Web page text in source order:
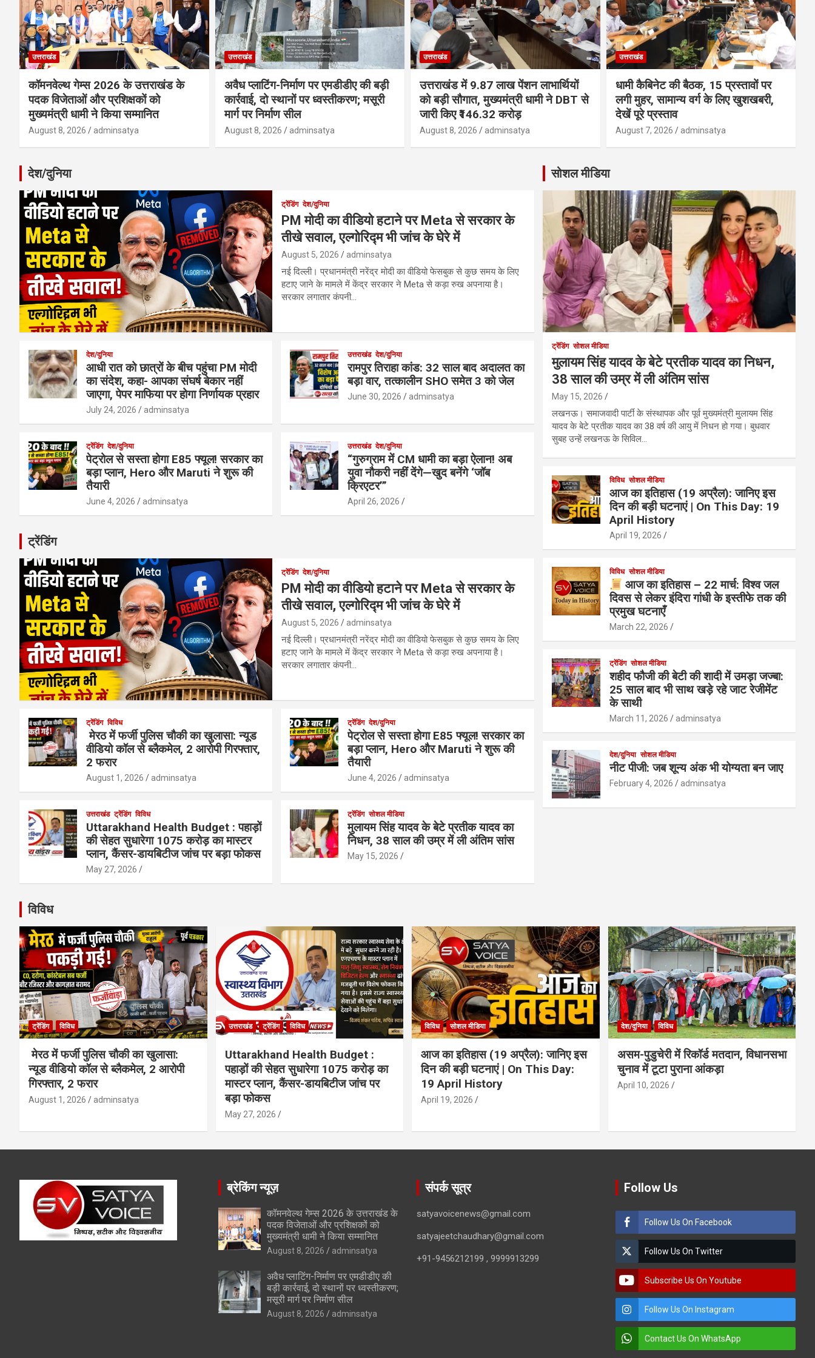
उत्तराखंड
कॉमनवेल्थ गेम्स 2026 के उत्तराखंड के
पदक विजेताओं और प्रशिक्षकों को
मुख्यमंत्री धामी ने किया सम्मानित
August 8, 2026 adminsatya
उत्तराखंड
अवैध प्लाटिंग-निर्माण पर एमडीडीए की बड़ी
कार्रवाई, दो स्थानों पर ध्वस्तीकरण; मसूरी
मार्ग पर निर्माण सील
August 8, 2026 adminsatya
उत्तराखंड
उत्तराखंड में 9.87 लाख पेंशन लाभार्थियों
को बड़ी सौगात, मुख्यमंत्री धामी ने DBT से
जारी किए ₹146.32 करोड़
August 8, 2026 adminsatya
उत्तराखंड
धामी कैबिनेट की बैठक, 15 प्रस्तावों पर
लगी मुहर, सामान्य वर्ग के लिए खुशखबरी,
देखें पूरे प्रस्ताव
August 7, 2026 adminsatya
देश/दुनिया
ट्रेंडिंग देश/दुनिया
PM मोदी का वीडियो हटाने पर Meta से सरकार के
तीखे सवाल, एल्गोरिद्म भी जांच के घेरे में
August 5, 2026 adminsatya
नई दिल्ली। प्रधानमंत्री नरेंद्र मोदी का वीडियो फेसबुक से कुछ समय के लिए
हटाए जाने के मामले में केंद्र सरकार ने Meta से कड़ा रुख अपनाया है।
सरकार लगातार कंपनी…
देश/दुनिया
आधी रात को छात्रों के बीच पहुंचा PM मोदी
का संदेश, कहा- आपका संघर्ष बेकार नहीं
जाएगा, पेपर माफिया पर होगा निर्णायक प्रहार
July 24, 2026 adminsatya
उत्तराखंड देश/दुनिया
रामपुर तिराहा कांड: 32 साल बाद अदालत का
बड़ा वार, तत्कालीन SHO समेत 3 को जेल
June 30, 2026 adminsatya
ट्रेंडिंग देश/दुनिया
पेट्रोल से सस्ता होगा E85 फ्यूल! सरकार का
बड़ा प्लान, Hero और Maruti ने शुरू की
तैयारी
June 4, 2026 adminsatya
उत्तराखंड देश/दुनिया
“गुरुग्राम में CM धामी का बड़ा ऐलान! अब
युवा नौकरी नहीं देंगे—खुद बनेंगे ‘जॉब
क्रिएटर’”
April 26, 2026
ट्रेंडिंग
ट्रेंडिंग देश/दुनिया
PM मोदी का वीडियो हटाने पर Meta से सरकार के
तीखे सवाल, एल्गोरिद्म भी जांच के घेरे में
August 5, 2026 adminsatya
नई दिल्ली। प्रधानमंत्री नरेंद्र मोदी का वीडियो फेसबुक से कुछ समय के लिए
हटाए जाने के मामले में केंद्र सरकार ने Meta से कड़ा रुख अपनाया है।
सरकार लगातार कंपनी…
ट्रेंडिंग विविध
मेरठ में फर्जी पुलिस चौकी का खुलासा: न्यूड
वीडियो कॉल से ब्लैकमेल, 2 आरोपी गिरफ्तार,
2 फरार
August 1, 2026 adminsatya
ट्रेंडिंग देश/दुनिया
पेट्रोल से सस्ता होगा E85 फ्यूल! सरकार का
बड़ा प्लान, Hero और Maruti ने शुरू की
तैयारी
June 4, 2026 adminsatya
उत्तराखंड ट्रेंडिंग विविध
Uttarakhand Health Budget : पहाड़ों
की सेहत सुधारेगा 1075 करोड़ का मास्टर
प्लान, कैंसर-डायबिटीज जांच पर बड़ा फोकस
May 27, 2026
ट्रेंडिंग सोशल मीडिया
मुलायम सिंह यादव के बेटे प्रतीक यादव का
निधन, 38 साल की उम्र में ली अंतिम सांस
May 15, 2026
सोशल मीडिया
ट्रेंडिंग सोशल मीडिया
मुलायम सिंह यादव के बेटे प्रतीक यादव का निधन,
38 साल की उम्र में ली अंतिम सांस
May 15, 2026
लखनऊ। समाजवादी पार्टी के संस्थापक और पूर्व मुख्यमंत्री मुलायम सिंह
यादव के बेटे प्रतीक यादव का 38 वर्ष की आयु में निधन हो गया। बुधवार
सुबह उन्हें लखनऊ के सिविल…
विविध सोशल मीडिया
आज का इतिहास (19 अप्रैल): जानिए इस
दिन की बड़ी घटनाएं | On This Day: 19
April History
April 19, 2026
विविध सोशल मीडिया
आज का इतिहास – 22 मार्च: विश्व जल
दिवस से लेकर इंदिरा गांधी के इस्तीफे तक की
प्रमुख घटनाएँ
March 22, 2026
ट्रेंडिंग सोशल मीडिया
शहीद फौजी की बेटी की शादी में उमड़ा जज्बा:
25 साल बाद भी साथ खड़े रहे जाट रेजीमेंट
के साथी
March 11, 2026 adminsatya
देश/दुनिया सोशल मीडिया
नीट पीजी: जब शून्य अंक भी योग्यता बन जाए
February 4, 2026 adminsatya
विविध
ट्रेंडिंग विविध
मेरठ में फर्जी पुलिस चौकी का खुलासा:
न्यूड वीडियो कॉल से ब्लैकमेल, 2 आरोपी
गिरफ्तार, 2 फरार
August 1, 2026 adminsatya
उत्तराखंड ट्रेंडिंग विविध
Uttarakhand Health Budget :
पहाड़ों की सेहत सुधारेगा 1075 करोड़ का
मास्टर प्लान, कैंसर-डायबिटीज जांच पर
बड़ा फोकस
May 27, 2026
विविध सोशल मीडिया
आज का इतिहास (19 अप्रैल): जानिए इस
दिन की बड़ी घटनाएं | On This Day:
19 April History
April 19, 2026
देश/दुनिया विविध
असम-पुडुचेरी में रिकॉर्ड मतदान, विधानसभा
चुनाव में टूटा पुराना आंकड़ा
April 10, 2026
ब्रेकिंग न्यूज़
कॉमनवेल्थ गेम्स 2026 के उत्तराखंड के
पदक विजेताओं और प्रशिक्षकों को
मुख्यमंत्री धामी ने किया सम्मानित
August 8, 2026 adminsatya
अवैध प्लाटिंग-निर्माण पर एमडीडीए की
बड़ी कार्रवाई, दो स्थानों पर ध्वस्तीकरण;
मसूरी मार्ग पर निर्माण सील
August 8, 2026 adminsatya
संपर्क सूत्र
satyavoicenews@gmail.com
satyajeetchaudhary@gmail.com
+91-9456212199 , 9999913299
Follow Us
Follow Us On Facebook
Follow Us On Twitter
Subscribe Us On Youtube
Follow Us On Instagram
Contact Us On WhatsApp